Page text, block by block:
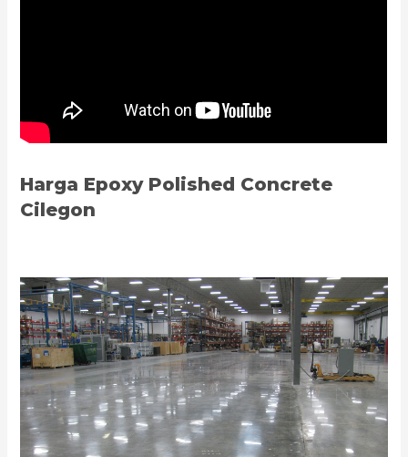
Harga Epoxy Polished Concrete
Cilegon